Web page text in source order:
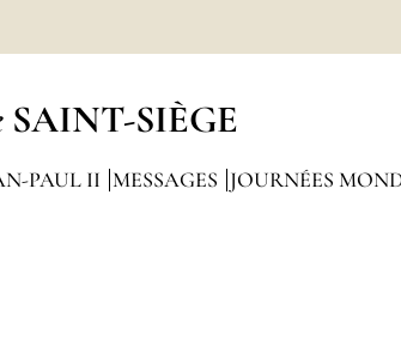
SAINT-SIÈGE
PAUL II MESSAGES JOURNÉES